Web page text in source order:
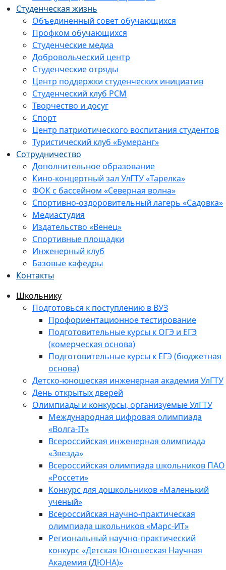
Студенческая жизнь
Объединенный совет обучающихся
Профком обучающихся
Студенческие медиа
Добровольческий центр
Студенческие отряды
Центр поддержки студенческих инициатив
Студенческий клуб РСМ
Творчество и досуг
Спорт
Центр патриотического воспитания студентов
Туристический клуб «Бумеранг»
Сотрудничество
Дополнительное образование
Кино-концертный зал УлГТУ «Тарелка»
ФОК с бассейном «Северная волна»
Спортивно-оздоровительный лагерь «Садовка»
Медиастудия
Издательство «Венец»
Спортивные площадки
Инженерный клуб
Базовые кафедры
Контакты
Школьнику
Подготовься к поступлению в ВУЗ
Профориентационное тестирование
Подготовительные курсы к ОГЭ и ЕГЭ
(комерческая основа)
Подготовительные курсы к ЕГЭ (бюджетная
основа)
Детско-юношеская инженерная академия УлГТУ
День открытых дверей
Олимпиады и конкурсы, организуемые УлГТУ
Международная цифровая олимпиада
«Волга-IT»
Всероссийская инженерная олимпиада
«Звезда»
Всероссийская олимпиада школьников ПАО
«Россети»
Конкурс для дошкольников «Маленький
ученый»
Всероссийская научно-практическая
олимпиада школьников «Марс-ИТ»
Региональный научно-практический
конкурс «Детская Юношеская Научная
Академия (ДЮНА)»